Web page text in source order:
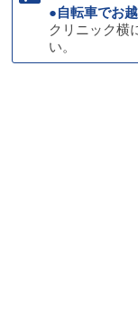
●自転車でお
クリニック横
い。